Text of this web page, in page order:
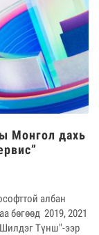
Монгол дахь
албан
бөгөөд 2019, 2021
Шилдэг Түнш"-ээр